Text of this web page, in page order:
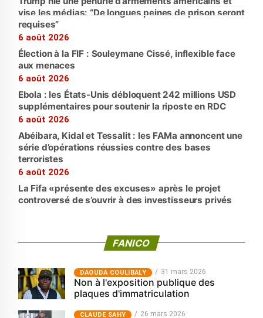
vise les médias: “De longues peines de prison seront
requises”
6 août 2026
Élection à la FIF : Souleymane Cissé, inflexible face
aux menaces
6 août 2026
Ebola : les États-Unis débloquent 242 millions USD
supplémentaires pour soutenir la riposte en RDC
6 août 2026
Abéibara, Kidal et Tessalit : les FAMa annoncent une
série d’opérations réussies contre des bases
terroristes
6 août 2026
La Fifa «présente des excuses» après le projet
controversé de s’ouvrir à des investisseurs privés
FANICO
‎DAOUDA COULIBALY 31 mars 2026
Non à l'exposition publique des
plaques d'immatriculation
CLAUDE SAHY 26 mars 2026